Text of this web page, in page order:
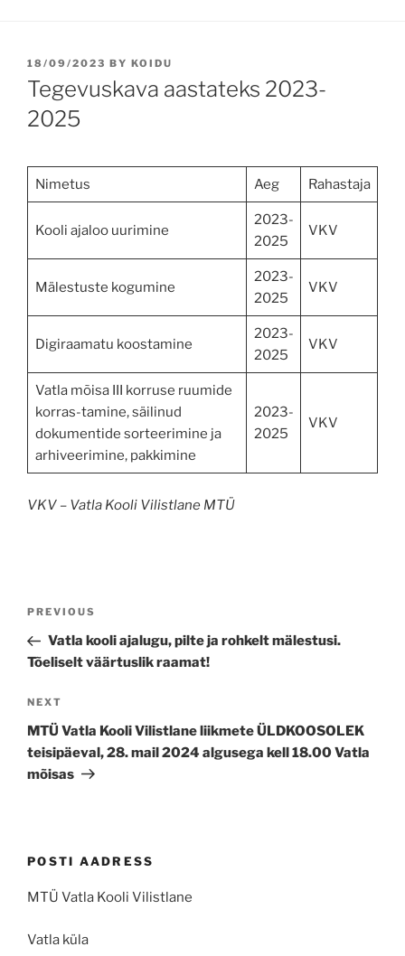
POSTED
ON
18/09/2023 BY KOIDU
Tegevuskava aastateks 2023-
2025
Nimetus Aeg Rahastaja
Kooli ajaloo uurimine
2023-
2025
VKV
Mälestuste kogumine
2023-
2025
VKV
Digiraamatu koostamine
2023-
2025
VKV
Vatla mõisa III korruse ruumide
korras-tamine, säilinud
dokumentide sorteerimine ja
arhiveerimine, pakkimine
2023-
2025
VKV
VKV – Vatla Kooli Vilistlane MTÜ
Navigeerimine
Previous
Post
PREVIOUS
Vatla kooli ajalugu, pilte ja rohkelt mälestusi.
Tõeliselt väärtuslik raamat!
Next
Post
NEXT
MTÜ Vatla Kooli Vilistlane liikmete ÜLDKOOSOLEK
teisipäeval, 28. mail 2024 algusega kell 18.00 Vatla
mõisas
POSTI AADRESS
MTÜ Vatla Kooli Vilistlane
Vatla küla